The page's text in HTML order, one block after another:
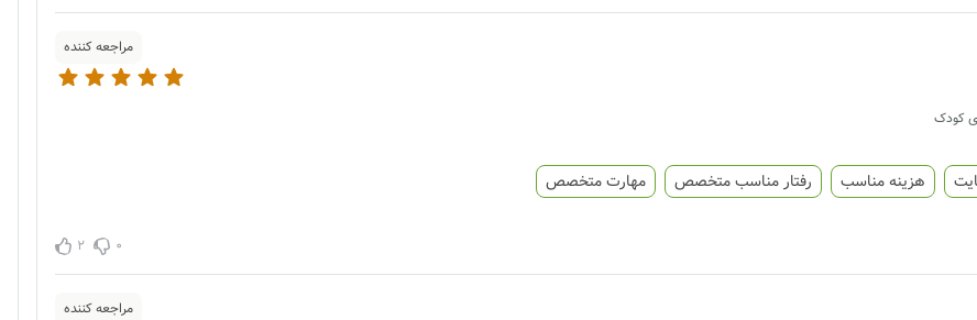
مراجعه کننده
کودک
هزینه مناسب رفتار مناسب متخصص مهارت متخصص
0
2
مراجعه کننده